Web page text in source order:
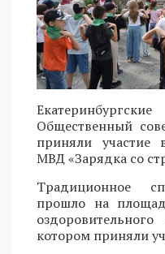
Общественный
приняли участие
МВД «Зарядка со
Традиционное
прошло на
котором приняли